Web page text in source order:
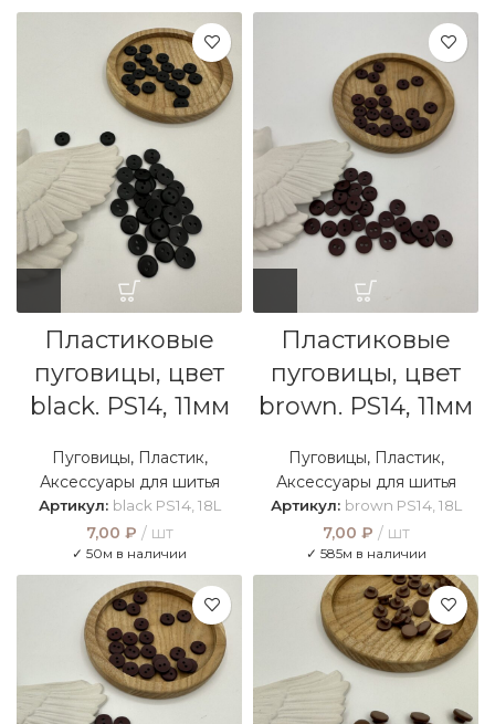
Пластиковые
пуговицы, цвет
black. PS14, 11мм
Пуговицы, Пластик,
Аксессуары для шитья
Артикул: black PS14, 18L
7,00 ₽ шт
✓ 50м в наличии
Пластиковые
пуговицы, цвет
brown. PS14, 11мм
Пуговицы, Пластик,
Аксессуары для шитья
Артикул: brown PS14, 18L
7,00 ₽ шт
✓ 585м в наличии